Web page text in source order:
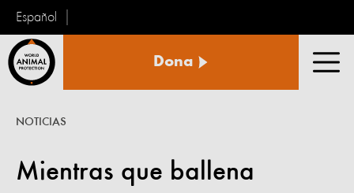
Español
Animal
Dona
Mientras que ballena
NOTICIAS